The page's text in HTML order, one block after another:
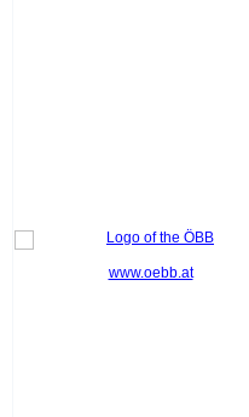
www.oebb.at